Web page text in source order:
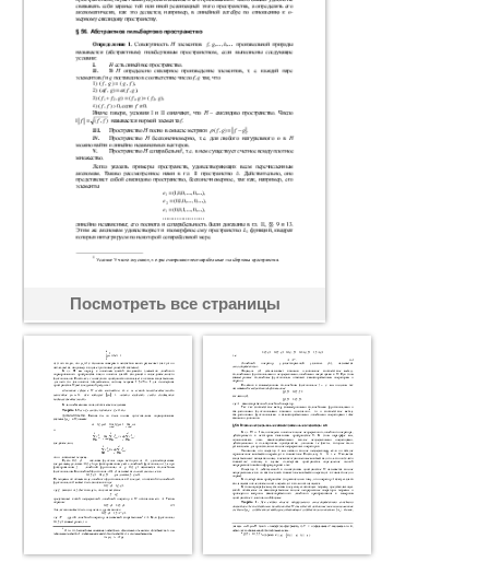
Посмотреть все страницы